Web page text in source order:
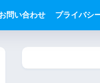
問い合わせ プライバシ